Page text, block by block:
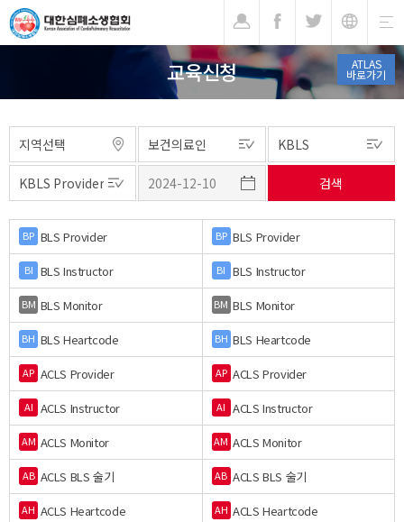
ATLAS
바로가기
교육신청
BP BLS Provider BP BLS Provider
BI BLS Instructor BI BLS Instructor
BM BLS Monitor BM BLS Monitor
BH BLS Heartcode BH BLS Heartcode
AP ACLS Provider AP ACLS Provider
AI ACLS Instructor AI ACLS Instructor
AM ACLS Monitor AM ACLS Monitor
AB ACLS BLS 술기 AB ACLS BLS 술기
AH ACLS Heartcode AH ACLS Heartcode